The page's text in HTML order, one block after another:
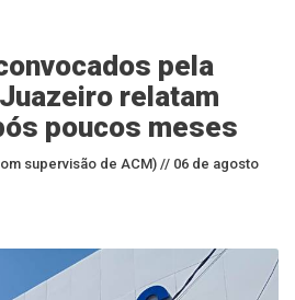
pela
relatam
poucos meses
supervisão de ACM) // 06 de agosto